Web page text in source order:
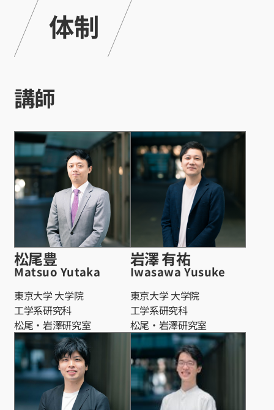
体制
講師
松尾豊
Matsuo Yutaka
東京大学 大学院
工学系研究科
松尾・岩澤研究室
岩澤 有祐
Iwasawa Yusuke
東京大学 大学院
工学系研究科
松尾・岩澤研究室